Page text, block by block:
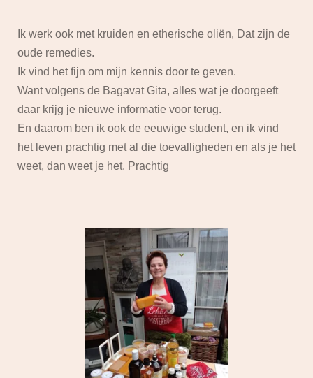
Ik werk ook met kruiden en etherische oliën, Dat zijn de
oude remedies.
Ik vind het fijn om mijn kennis door te geven.
Want volgens de Bagavat Gita, alles wat je doorgeeft
daar krijg je nieuwe informatie voor terug.
En daarom ben ik ook de eeuwige student, en ik vind
het leven prachtig met al die toevalligheden en als je het
weet, dan weet je het. Prachtig